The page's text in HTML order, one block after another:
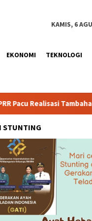
KAMIS, 6
EKONOMI TEKNOLOGI
Tambahan TKD
STUNTING